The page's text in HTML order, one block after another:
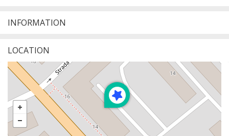
INFORMATION
LOCATION